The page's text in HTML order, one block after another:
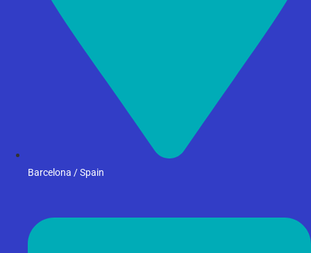
Barcelona / Spain